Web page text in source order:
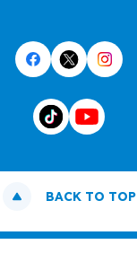
BACK TO TOP